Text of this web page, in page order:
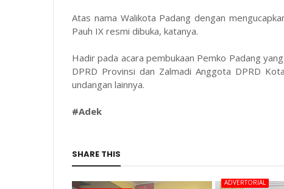
Atas nama Walikota Padang dengan
Pauh IX resmi dibuka, katanya.
Hadir pada acara pembukaan Pemko Padang
DPRD Provinsi dan Zalmadi Anggota DPRD
undangan lainnya.
#Adek
SHARE THIS
ADVERTORIAL